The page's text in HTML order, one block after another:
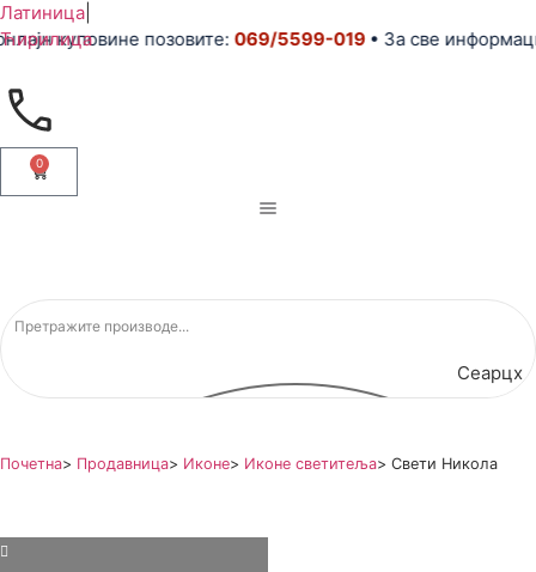
Латиница
Ћирилицапозовите:069/5599-019• За све информације и
0
Сеарцх
Почетна> Продавница> Иконе> Иконе светитеља> Свети Никола